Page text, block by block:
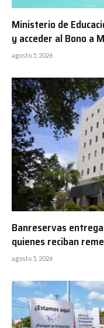
Ministerio de
y acceder al Bono a
agosto 5, 2026
Banreservas
quienes reciban
agosto 5, 2026